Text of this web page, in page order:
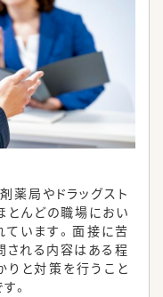
薬局やドラッグスト
とんどの職場におい
います。面接に苦
される内容はある程
りと対策を行うこと
。